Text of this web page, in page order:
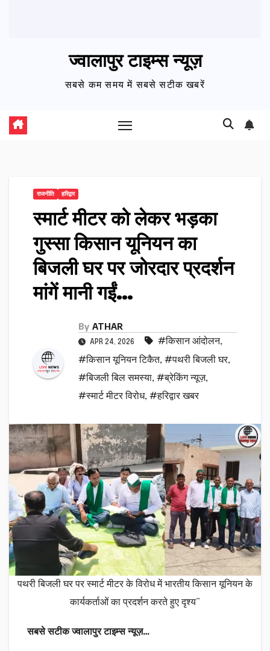
ज्वालापुर टाइम्स न्यूज़
सबसे कम समय में सबसे सटीक खबरें
राजनीति हरिद्वार
स्मार्ट मीटर को लेकर भड़का
गुस्सा किसान यूनियन का
बिजली घर पर जोरदार प्रदर्शन
मांगें मानी गईं…
By ATHAR
APR 24, 2026 #किसान आंदोलन,
#किसान यूनियन टिकैत, #पथरी बिजली घर,
#बिजली बिल समस्या, #ब्रेकिंग न्यूज़,
#स्मार्ट मीटर विरोध, #हरिद्वार खबर
पथरी बिजली घर पर स्मार्ट मीटर के विरोध में भारतीय किसान यूनियन के
कार्यकर्ताओं का प्रदर्शन करते हुए दृश्य”
सबसे सटीक ज्वालापुर टाइम्स न्यूज़…